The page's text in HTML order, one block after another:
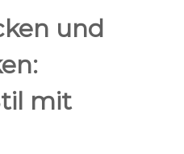
und
mit